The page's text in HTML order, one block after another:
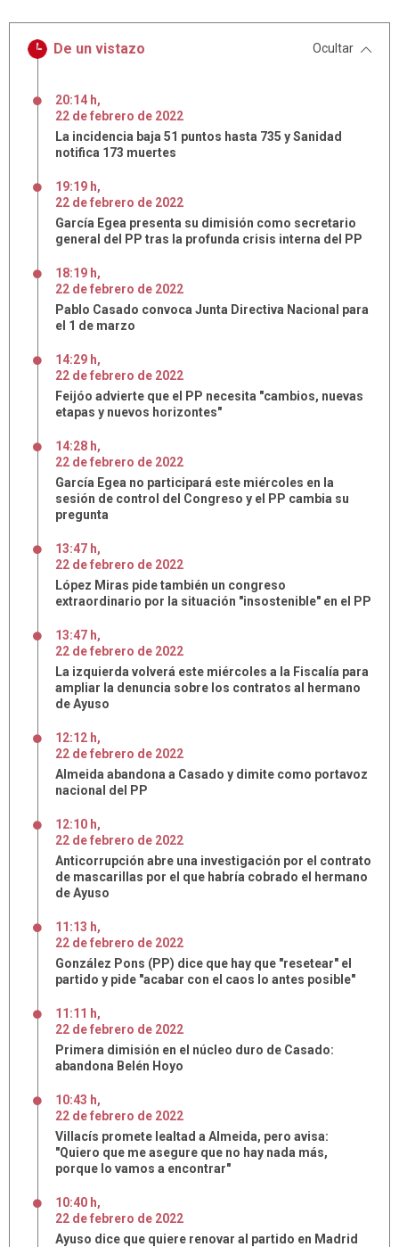
De un vistazo Ocultar
20:14 h,
22 defebrero de 2022
La incidencia baja 51 puntos hasta 735 y Sanidad
notifica 173 muertes
19:19 h,
22 defebrero de 2022
García Egea presenta su dimisión como secretario
general del PP tras la profunda crisis interna del PP
18:19 h,
22 defebrero de 2022
Pablo Casado convoca Junta Directiva Nacional para
el 1 de marzo
14:29 h,
22 defebrero de 2022
Feijóo advierte que el PP necesita "cambios, nuevas
etapas y nuevos horizontes"
14:28 h,
22 defebrero de 2022
García Egea no participará este miércoles en la
sesión de control del Congreso y el PP cambia su
pregunta
13:47 h,
22 defebrero de 2022
López Miras pide también un congreso
extraordinario por la situación "insostenible" en el PP
13:47 h,
22 defebrero de 2022
La izquierda volverá este miércoles a la Fiscalía para
ampliar la denuncia sobre los contratos al hermano
de Ayuso
12:12 h,
22 defebrero de 2022
Almeida abandona a Casado y dimite como portavoz
nacional del PP
12:10 h,
22 defebrero de 2022
Anticorrupción abre una investigación por el contrato
de mascarillas por el que habría cobrado el hermano
de Ayuso
11:13 h,
22 defebrero de 2022
González Pons (PP) dice que hay que "resetear" el
partido y pide "acabar con el caos lo antes posible"
11:11 h,
22 defebrero de 2022
Primera dimisión en el núcleo duro de Casado:
abandona Belén Hoyo
10:43 h,
22 defebrero de 2022
Villacís promete lealtad a Almeida, pero avisa:
"Quiero que me asegure que no hay nada más,
porque lo vamos a encontrar"
10:40 h,
22 defebrero de 2022
Ayuso dice que quiere renovar al partido en Madrid